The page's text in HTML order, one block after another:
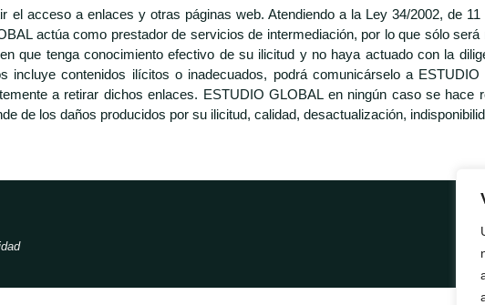
el acceso a enlaces y otras páginas web. Atendiendo a la Ley 34/2002, de
actúa como prestador de servicios de intermediación, por lo que sólo
que tenga conocimiento efectivo de su ilicitud y no haya actuado con la
incluye contenidos ilícitos o inadecuados, podrá comunicárselo a
a retirar dichos enlaces. ESTUDIO GLOBAL en ningún caso se
de los daños producidos por su ilicitud, calidad, desactualización,